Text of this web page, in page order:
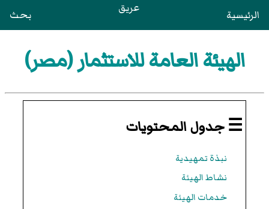
الرئيسية عريق بحث
الهيئة العامة للاستثمار (مصر)
☰ جدول المحتويات
نبذة تمهيدية
نشاط الهيئة
خدمات الهيئة